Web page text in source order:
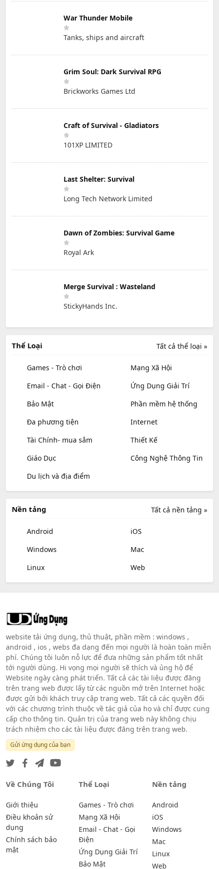
War Thunder Mobile
Tanks, ships and aircraft
Grim Soul: Dark Survival RPG
Brickworks Games Ltd
Craft of Survival - Gladiators
101XP LIMITED
Last Shelter: Survival
Long Tech Network Limited
Dawn of Zombies: Survival Game
Royal Ark
Merge Survival : Wasteland
StickyHands Inc.
Tất cả thể loại »
Thể Loại
Games - Trò chơi
Mạng Xã Hội
Email - Chat - Gọi Điện
Ứng Dụng Giải Trí
Bảo Mật
Phần mềm hệ thống
Đa phương tiện
Internet
Tài Chính- mua sắm
Thiết Kế
Giáo Dục
Công Nghệ Thông Tin
Du lịch và địa điểm
Tất cả nền tảng »
Nền tảng
Android
iOS
Windows
Mac
Linux
Web
website tải ứng dụng, thủ thuật, phần mềm : windows ,
android , ios , webs đa dạng đến mọi người là hoàn toàn miễn
phí. Chúng tôi luôn nỗ lực để đưa những sản phẩm tốt nhất
tới người dùng. Hi vọng mọi người sẽ thích và ủng hộ để
Website ngày càng phát triển. Tất cả các tài liệu được đăng
trên trang web được lấy từ các nguồn mở trên Internet hoặc
được gửi bởi khách truy cập trang web. Tất cả các quyền đối
với các chương trình thuộc về tác giả của họ và chỉ được cung
cấp cho thông tin. Quản trị của trang web này không chịu
trách nhiệm cho các tài liệu được đăng trên trang web.
Gửi ứng dụng của bạn
Về Chúng Tôi
Giới thiệu
Điều khoản sử
dụng
Chính sách bảo
mật
Thể Loại
Games - Trò chơi
Mạng Xã Hội
Email - Chat - Gọi
Điện
Ứng Dụng Giải Trí
Bảo Mật
Nền tảng
Android
iOS
Windows
Mac
Linux
Web